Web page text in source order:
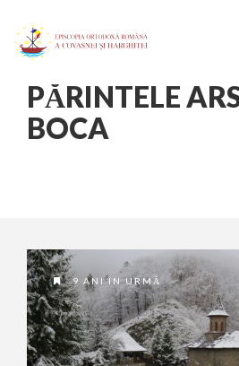
PĂRINTELE
BOCA
9 ANI ÎN URMĂ